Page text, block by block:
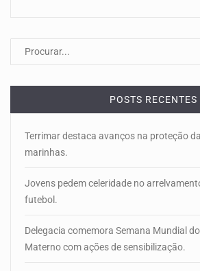
POSTS RECENTES
Terrimar destaca avanços na proteção
marinhas.
Jovens pedem celeridade no
futebol.
Delegacia comemora Semana Mundial
Materno com ações de sensibilização.